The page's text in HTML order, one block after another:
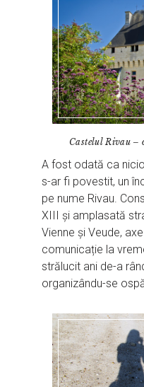
Castelul Rivau –
A fost odată ca
s-ar fi povestit, un
pe nume Rivau.
XIII și amplasată
Vienne și Veude,
comunicație la
strălucit ani de-a
organizându-se